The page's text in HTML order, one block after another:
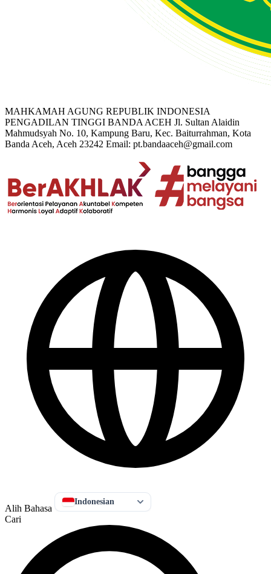
MAHKAMAH AGUNG REPUBLIK INDONESIA
PENGADILAN TINGGI BANDA ACEH Jl. Sultan Alaidin
Mahmudsyah No. 10, Kampung Baru, Kec. Baiturrahman, Kota
Banda Aceh, Aceh 23242 Email: pt.bandaaceh@gmail.com
Alih Bahasa
Indonesian
Cari